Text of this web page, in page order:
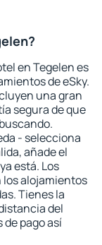
en Tegelen es
de eSky.
una gran
segura de que
- selecciona
añade el
está. Los
los alojamientos
Tienes la
del
pago así